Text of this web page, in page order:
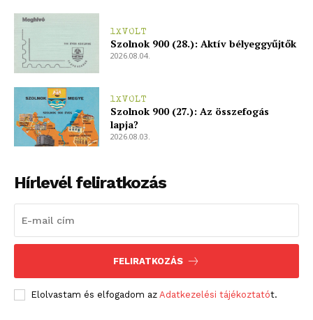
1XVOLT
Szolnok 900 (28.): Aktív bélyeggyűjtők
2026.08.04.
1XVOLT
Szolnok 900 (27.): Az összefogás
lapja?
2026.08.03.
Hírlevél feliratkozás
FELIRATKOZÁS
Elolvastam és elfogadom az Adatkezelési tájékoztatót.